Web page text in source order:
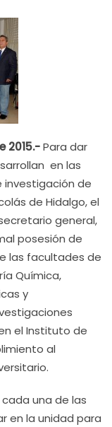
2015.-Para dar
en las
de
de Hidalgo, el
general,
posesión de
las facultades de
Química,
y
el Instituto de
al
una de las
en la unidad para